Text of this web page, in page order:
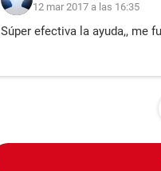
12 mar 2017 a las 16:35
Súper efectiva la ayuda,, me